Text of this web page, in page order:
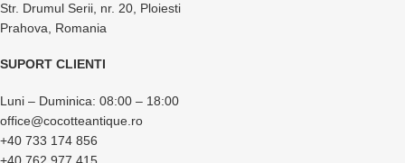
Str. Drumul Serii, nr. 20, Ploiesti
Prahova, Romania
SUPORT CLIENTI
Luni – Duminica: 08:00 – 18:00
office@cocotteantique.ro
+40 733 174 856